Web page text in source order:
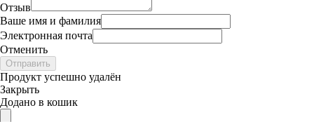
Отзыв
Ваше имя и фамилия
Электронная почта
Отменить
Отправить
Продукт успешно удалён
Закрыть
Додано в кошик